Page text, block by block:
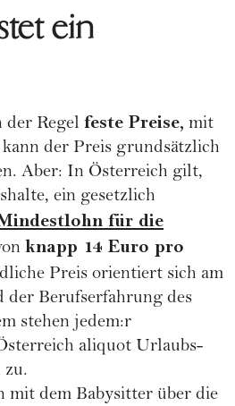
ein
der Regel feste Preise, mit
der Preis grundsätzlich
Aber: In Österreich gilt,
ein gesetzlich
für die
knapp 14 Euro pro
Preis orientiert sich am
der Berufserfahrung des
stehen jedem:r
aliquot Urlaubs-
zu.
mit dem Babysitter über die